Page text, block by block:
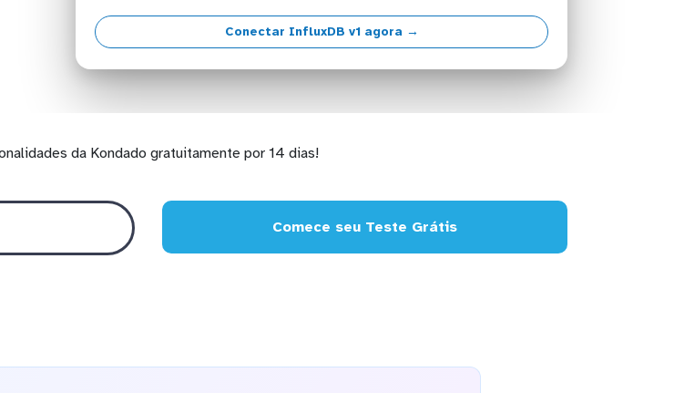
Conectar InfluxDB v1 agora →
da Kondado gratuitamente por 14 dias!
Comece seu Teste Grátis